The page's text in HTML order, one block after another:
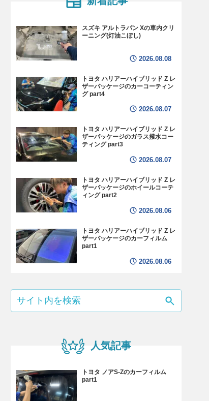
スズキ アルトラパン Xの車内クリ
ーニング(灯油こぼし)
2026.08.08
トヨタ ハリアーハイブリッド Z レ
ザーパッケージのカーコーティン
グ part4
2026.08.07
トヨタ ハリアーハイブリッド Z レ
ザーパッケージのガラス撥水コー
ティング part3
2026.08.07
トヨタ ハリアーハイブリッド Z レ
ザーパッケージのホイールコーテ
ィング part2
2026.08.06
トヨタ ハリアーハイブリッド Z レ
ザーパッケージのカーフィルム
part1
2026.08.06
人気記事
トヨタ ノアS-Zのカーフィルム
part1